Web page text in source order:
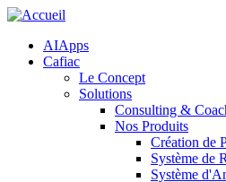
Skip to navigation
Aller au contenu principal
AIApps
Cafiac
Le Concept
Solutions
Consulting &
Nos Produits
Création de
Système de
Système